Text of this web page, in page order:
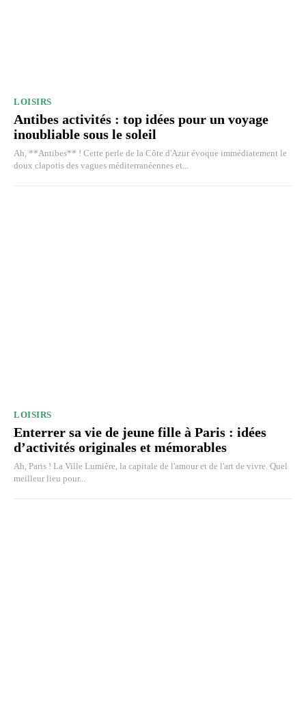
LOISIRS
Antibes activités : top idées pour un voyage
inoubliable sous le soleil
Ah, **Antibes** ! Cette perle de la Côte d'Azur évoque immédiatement le
doux clapotis des vagues méditerranéennes et...
LOISIRS
Enterrer sa vie de jeune fille à Paris : idées
d’activités originales et mémorables
Ah, Paris ! La Ville Lumière, la capitale de l'amour et de l'art de vivre. Quel
meilleur lieu pour...